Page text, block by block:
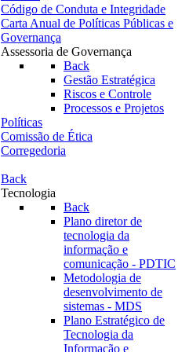
Código de Conduta e Integridade
Carta Anual de Políticas Públicas e
Governança
Assessoria de Governança
Back
Gestão Estratégica
Riscos e Controle
Processos e Projetos
Políticas
Comissão de Ética
Corregedoria
Back
Tecnologia
Back
Plano diretor de
tecnologia da
informação e
comunicação - PDTIC
Metodologia de
desenvolvimento de
sistemas - MDS
Plano Estratégico de
Tecnologia da
Informação e